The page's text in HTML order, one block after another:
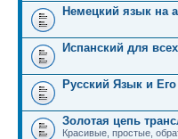
Немецкий язык на
Испанский для всех
Русский Язык и
Золотая цепь
Красивые, простые,